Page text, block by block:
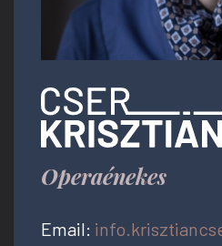
Operaénekes
Email: